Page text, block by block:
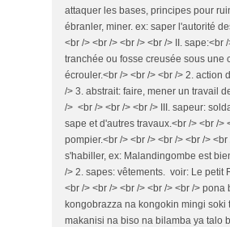
attaquer les bases, principes pour
ébranler, miner. ex: saper l'autorité
<br /> <br /> <br /> <br /> II. sape:<br
tranchée ou fosse creusée sous une
écrouler.<br /> <br /> <br /> 2. action
/> 3. abstrait: faire, mener un travail
/> <br /> <br /> <br /> III. sapeur:
sape et d'autres travaux.<br /> <br />
pompier.<br /> <br /> <br /> <br />
s'habiller, ex: Malandingombe est
/> 2. sapes: vêtements. voir: Le petit
<br /> <br /> <br /> <br /> <br />
kongobrazza na kongokin mingi soki
makanisi na biso na bilamba ya talo